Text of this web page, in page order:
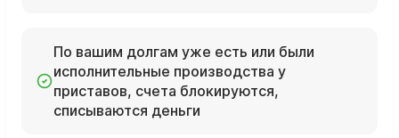
По вашим долгам уже есть или были
исполнительные производства у
приставов, счета блокируются,
списываются деньги